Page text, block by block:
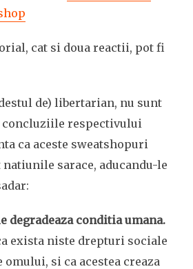
cat si doua reactii, pot fi
de) libertarian, nu sunt
concluziile respectivului
ca aceste sweatshopuri
sarace, aducandu-le
degradeaza conditia umana.
exista niste drepturi sociale
omului, si ca acestea creaza